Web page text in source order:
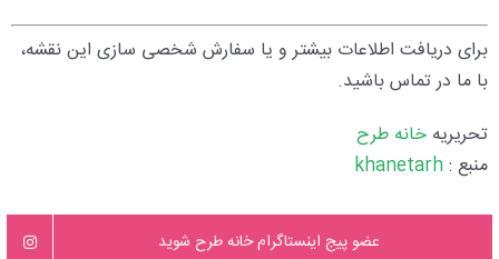
برای دریافت اطلاعات بیشتر و یا سفارش شخصی‌ سازی این نقشه،
با ما در تماس باشید.
تحریریه خانه طرح
منبع :
عضو پیج اینستاگرام خانه طرح شوید